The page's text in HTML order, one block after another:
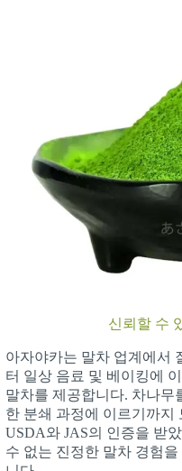
신뢰할 수
아자야카는 말차 업계에서
터 일상 음료 및 베이킹에
말차를 제공합니다. 차나무
한 분쇄 과정에 이르기까지
USDA와 JAS의 인증을 받
수 없는 진정한 말차 경험